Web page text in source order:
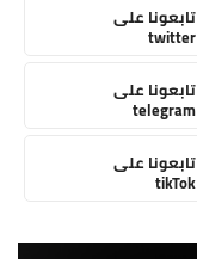
تابعونا على
twitter
تابعونا على
telegram
تابعونا على
tikTok